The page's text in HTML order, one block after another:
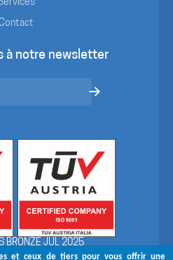
et ceux de tiers pour vous offrir une
à notre newsletter